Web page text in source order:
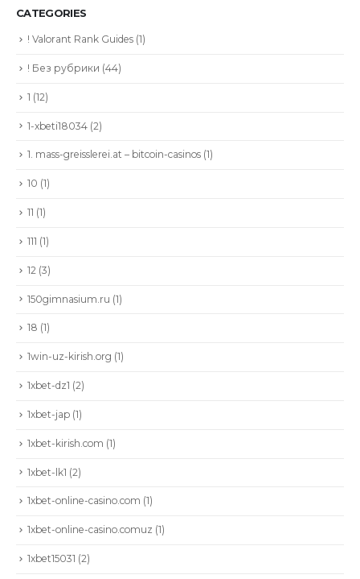
CATEGORIES
! Valorant Rank Guides (1)
! Без рубрики (44)
1 (12)
1-xbeti18034 (2)
1. mass-greisslerei.at – bitcoin-casinos (1)
10 (1)
11 (1)
111 (1)
12 (3)
150gimnasium.ru (1)
18 (1)
1win-uz-kirish.org (1)
1xbet-dz1 (2)
1xbet-jap (1)
1xbet-kirish.com (1)
1xbet-lk1 (2)
1xbet-online-casino.com (1)
1xbet-online-casino.comuz (1)
1xbet15031 (2)